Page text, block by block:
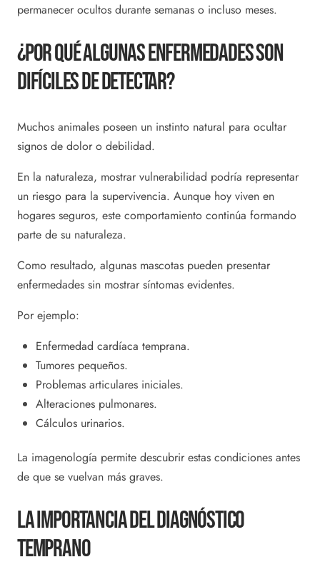
permanecer ocultos durante semanas o incluso meses.
¿Por Qué Algunas Enfermedades Son
Difíciles De Detectar?
Muchos animales poseen un instinto natural para ocultar
signos de dolor o debilidad.
En la naturaleza, mostrar vulnerabilidad podría representar
un riesgo para la supervivencia. Aunque hoy viven en
hogares seguros, este comportamiento continúa formando
parte de su naturaleza.
Como resultado, algunas mascotas pueden presentar
enfermedades sin mostrar síntomas evidentes.
Por ejemplo:
Enfermedad cardíaca temprana.
Tumores pequeños.
Problemas articulares iniciales.
Alteraciones pulmonares.
Cálculos urinarios.
La imagenología permite descubrir estas condiciones antes
de que se vuelvan más graves.
La Importancia Del Diagnóstico
Temprano